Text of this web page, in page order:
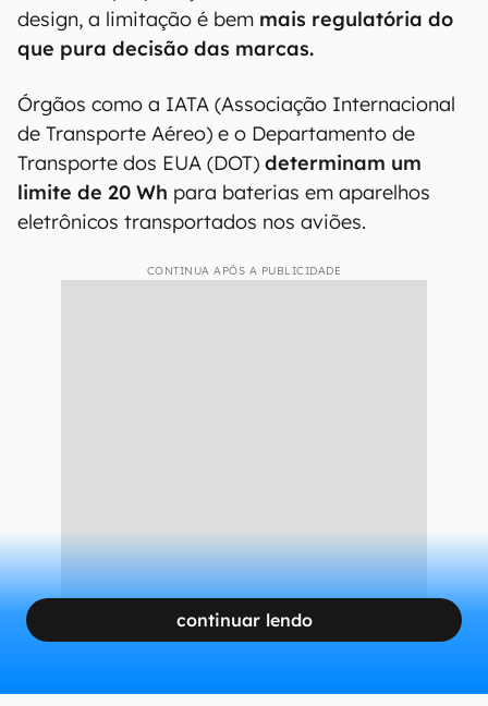
design, a limitação é bem mais regulatória do
que pura decisão das marcas.
Órgãos como a IATA (Associação Internacional
de Transporte Aéreo) e o Departamento de
Transporte dos EUA (DOT) determinam um
limite de 20 Wh para baterias em aparelhos
eletrônicos transportados nos aviões.
CONTINUA APÓS A PUBLICIDADE
continuar lendo